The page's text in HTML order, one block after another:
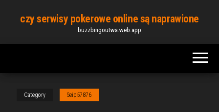
content
czy serwisy pokerowe online są naprawione
buzzbingoutwa.web.app
Category Seip57876